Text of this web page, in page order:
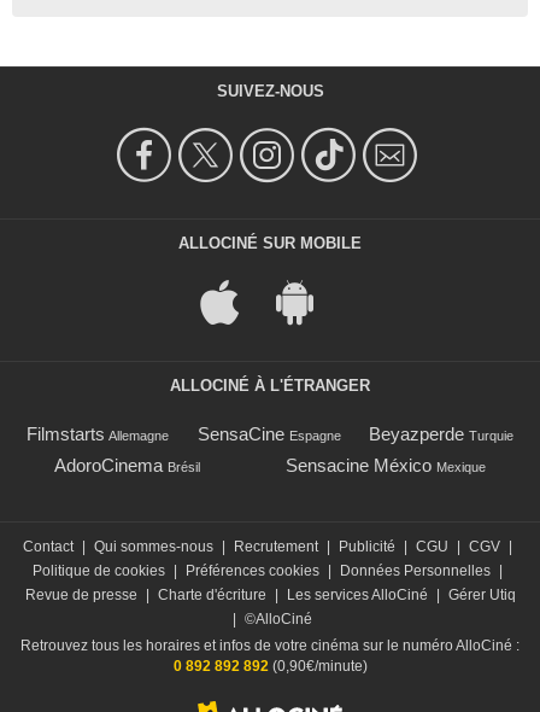
SUIVEZ-NOUS
ALLOCINÉ SUR MOBILE
ALLOCINÉ À L'ÉTRANGER
Filmstarts Allemagne SensaCine Espagne Beyazperde Turquie
AdoroCinema Brésil Sensacine México Mexique
Contact Qui sommes-nous Recrutement Publicité CGU CGV
Politique de cookies
Préférences cookies Données Personnelles
Revue de presse
Charte d'écriture Les services AlloCiné
Gérer Utiq
©AlloCiné
Retrouvez tous les horaires et infos de votre cinéma sur le numéro AlloCiné :
0 892 892 892(0,90€/minute)